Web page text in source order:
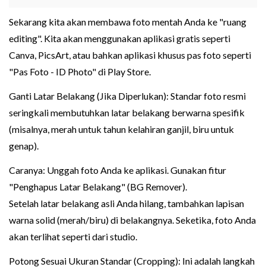
Sekarang kita akan membawa foto mentah Anda ke "ruang
editing". Kita akan menggunakan aplikasi gratis seperti
Canva, PicsArt, atau bahkan aplikasi khusus pas foto seperti
"Pas Foto - ID Photo" di Play Store.
Ganti Latar Belakang (Jika Diperlukan): Standar foto resmi
seringkali membutuhkan latar belakang berwarna spesifik
(misalnya, merah untuk tahun kelahiran ganjil, biru untuk
genap).
Caranya: Unggah foto Anda ke aplikasi. Gunakan fitur
"Penghapus Latar Belakang" (BG Remover).
Setelah latar belakang asli Anda hilang, tambahkan lapisan
warna solid (merah/biru) di belakangnya. Seketika, foto Anda
akan terlihat seperti dari studio.
Potong Sesuai Ukuran Standar (Cropping): Ini adalah langkah